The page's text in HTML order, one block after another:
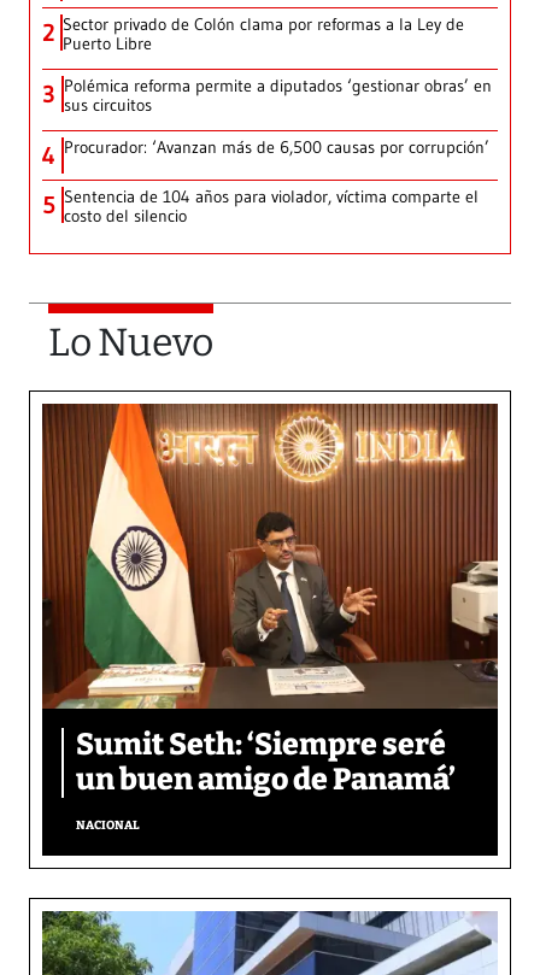
2 Sector privado de Colón clama por reformas a la Ley de
Puerto Libre
3 Polémica reforma permite a diputados ‘gestionar obras’ en
sus circuitos
4 Procurador: ‘Avanzan más de 6,500 causas por corrupción’
5 Sentencia de 104 años para violador, víctima comparte el
costo del silencio
Lo Nuevo
Sumit Seth: ‘Siempre seré
un buen amigo de Panamá’
NACIONAL